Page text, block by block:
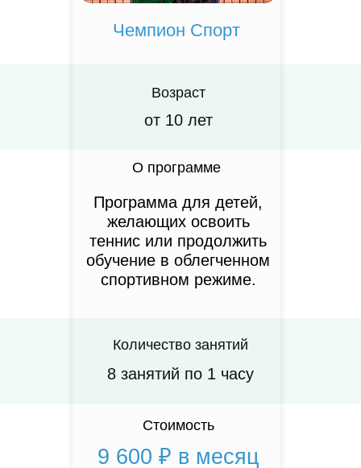
Чемпион Спорт
от 10 лет
Программа для детей,
желающих освоить
теннис или продолжить
обучение в облегченном
спортивном режиме.
8 занятий по 1 часу
9 600 ₽ в месяц
Возраст
Количество занятий
О программе
Стоимость